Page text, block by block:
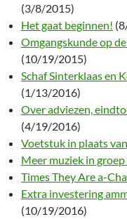
(3/8/2015)
Het gaat beginnen!
Omgangskunde op
(10/19/2015)
Schaf Sinterklaas en
(1/13/2016)
Over adviezen,
(4/19/2016)
Voetstuk in plaats
Meer muziek in
Times They Are a-
Extra investering
(10/19/2016)